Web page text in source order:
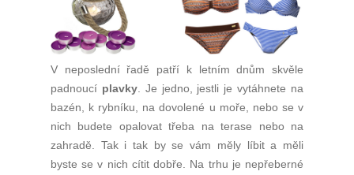
V neposlední řadě patří k letním dnům skvěle
padnoucí plavky. Je jedno, jestli je vytáhnete na
bazén, k rybníku, na dovolené u moře, nebo se v
nich budete opalovat třeba na terase nebo na
zahradě. Tak i tak by se vám měly líbit a měli
byste se v nich cítit dobře. Na trhu je nepřeberné